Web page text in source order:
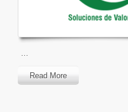
…
Read More